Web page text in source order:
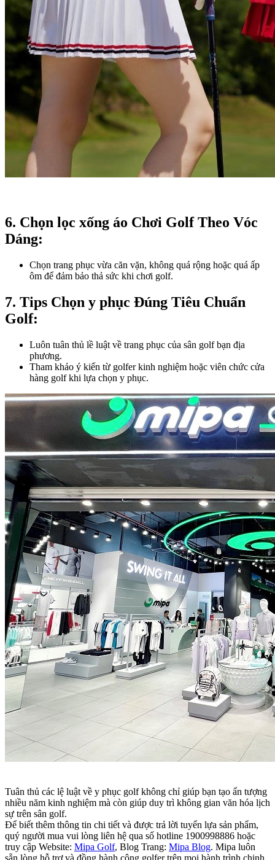
6. Chọn lọc xống áo Chơi Golf Theo Vóc
Dáng:​
Chọn trang phục vừa căn vặn, không quá rộng hoặc quá ấp
ôm để đảm bảo thả sức khi chơi golf.
7. Tips Chọn y phục Đúng Tiêu Chuẩn
Golf:​
Luôn tuân thủ lề luật về trang phục của sân golf bạn địa
phương.
Tham khảo ý kiến từ golfer kinh nghiệm hoặc viên chức cửa
hàng golf khi lựa chọn y phục.
Tuân thủ các lệ luật về y phục golf không chỉ giúp bạn tạo ấn tượng
nhiều năm kinh nghiệm mà còn giúp duy trì không gian văn hóa lịch
sự trên sân golf.
Để biết thêm thông tin chi tiết và được trả lời tuyển lựa sản phẩm,
quý người mua vui lòng liên hệ qua số hotline 1900998886 hoặc
truy cập Website: Mipa Golf, Blog Trang: Mipa Blog. Mipa luôn
sẵn lòng hỗ trợ và đồng hành cộng golfer trên mọi hành trình chinh